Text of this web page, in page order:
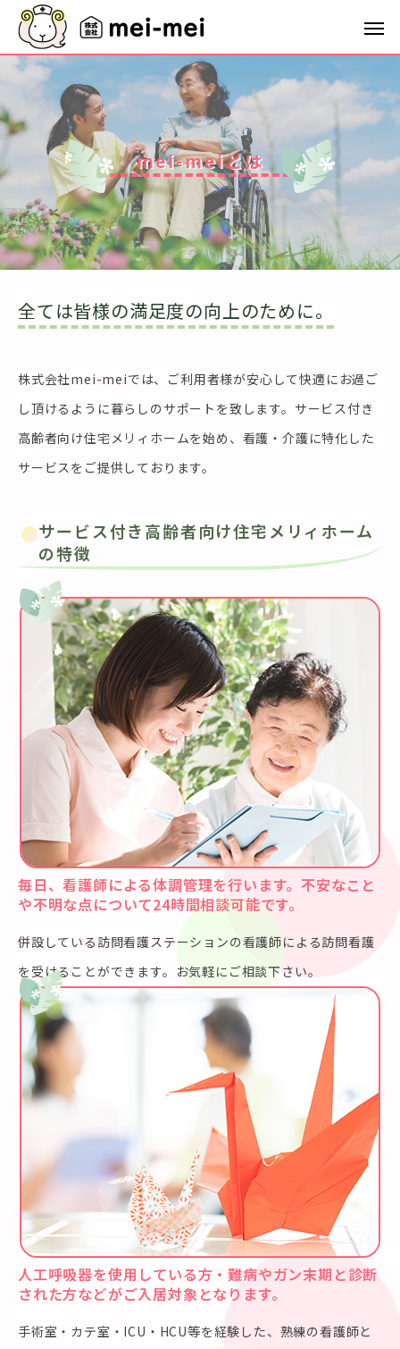
mei-meiとは
全ては皆様の満足度の向上のために。
株式会社mei-meiでは、ご利用者様が安心して快適にお過ご
し頂けるように暮らしのサポートを致します。サービス付き
高齢者向け住宅メリィホームを始め、看護・介護に特化した
サービスをご提供しております。
サービス付き高齢者向け住宅メリィホーム
の特徴
毎日、看護師による体調管理を行います。不安なこと
や不明な点について24時間相談可能です。
併設している訪問看護ステーションの看護師による訪問看護
を受けることができます。お気軽にご相談下さい。
人工呼吸器を使用している方・難病やガン末期と診断
された方などがご入居対象となります。
手術室・カテ室・ICU・HCU等を経験した、熟練の看護師と